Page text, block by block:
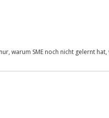
warum SME noch nicht gelernt